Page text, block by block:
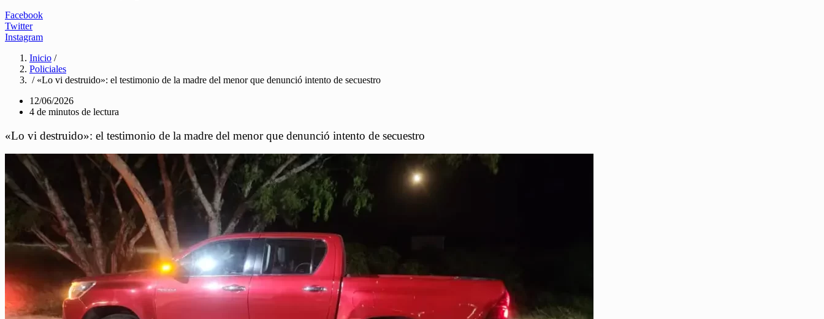
Facebook
Twitter
Instagram
Inicio /
Policiales
/ «Lo vi destruido»: el testimonio de la madre del menor que denunció intento de secuestro
12/06/2026
4 de minutos de lectura
«Lo vi destruido»: el testimonio de la madre del menor que denunció intento de secuestro